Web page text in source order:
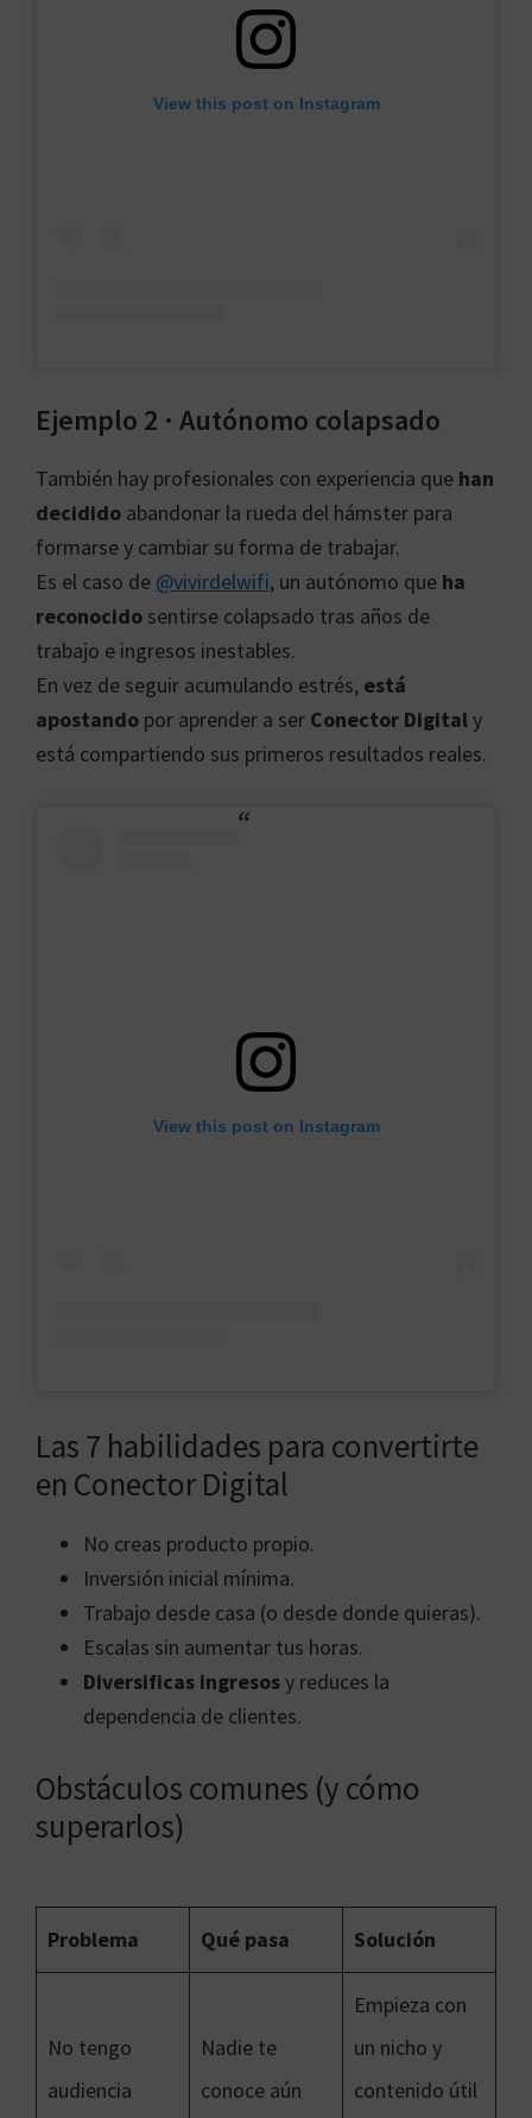
View this post on Instagram
Ejemplo 2 · Autónomo colapsado
También hay profesionales con experiencia que han
decidido abandonar la rueda del hámster para
formarse y cambiar su forma de trabajar.
Es el caso de @vivirdelwifi, un autónomo que ha
reconocido sentirse colapsado tras años de
trabajo e ingresos inestables.
En vez de seguir acumulando estrés, está
apostando por aprender a ser Conector Digitaly
está compartiendo sus primeros resultados reales.
View this post on Instagram
Las 7 habilidades para convertirte
en Conector Digital
No creas producto propio.
Inversión inicial mínima.
Trabajo desde casa (o desde donde quieras).
Escalas sin aumentar tus horas.
Diversificas ingresosy reduces la
dependencia de clientes.
Obstáculos comunes (y cómo
superarlos)
Problema Qué pasa Solución
No tengo
audiencia
Nadie te
conoce aún
Empieza con
un nicho y
contenido útil